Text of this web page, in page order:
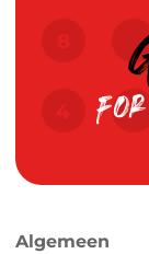
Algemeen